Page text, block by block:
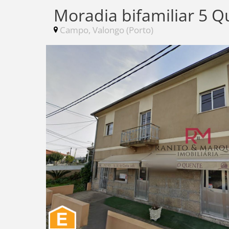
Moradia bifamiliar 5
Campo, Valongo (Porto)